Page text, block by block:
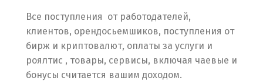
Все поступления от работодателей,
клиентов, орендосьемшиков, поступления от
бирж и криптовалют, оплаты за услуги и
роялтис , товары, сервисы, включая чаевые и
бонусы считается вашим доходом.